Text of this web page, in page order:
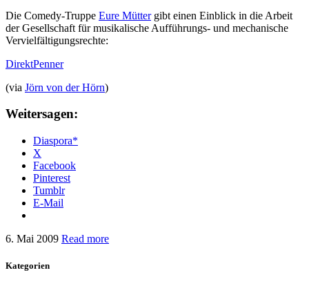
Die Comedy-Truppe Eure Müttergibt einen Einblick in die Arbeit
der Gesellschaft für musikalische Aufführungs- und mechanische
Vervielfältigungsrechte:
DirektPenner
(via Jörn von der Hörn)
Weitersagen:
Diaspora*
X
Facebook
Pinterest
Tumblr
E-Mail
6. Mai 2009 Read more
Kategorien